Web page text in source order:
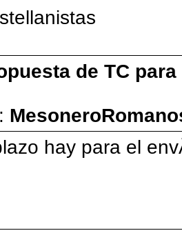
de TC
hay para el